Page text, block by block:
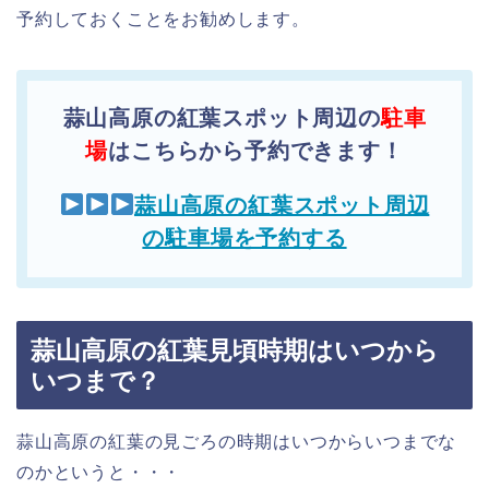
予約しておくことをお勧めします。
蒜山高原の紅葉スポット周辺の駐車
場はこちらから予約できます！
蒜山高原の紅葉スポット周辺
の駐車場を予約する
蒜山高原の紅葉見頃時期はいつから
いつまで？
蒜山高原の紅葉の見ごろの時期はいつからいつまでな
のかというと・・・